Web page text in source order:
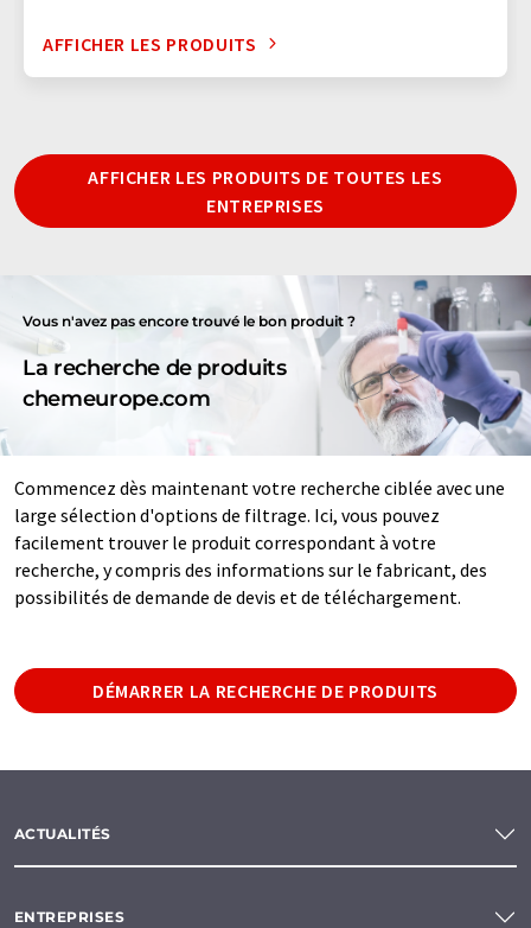
AFFICHER LES PRODUITS
AFFICHER LES PRODUITS DE TOUTES LES
ENTREPRISES
Vous n'avez pas encore trouvé le bon produit ?
La recherche de produits
chemeurope.com
Commencez dès maintenant votre recherche ciblée avec une
large sélection d'options de filtrage. Ici, vous pouvez
facilement trouver le produit correspondant à votre
recherche, y compris des informations sur le fabricant, des
possibilités de demande de devis et de téléchargement.
DÉMARRER LA RECHERCHE DE PRODUITS
ACTUALITÉS
ENTREPRISES